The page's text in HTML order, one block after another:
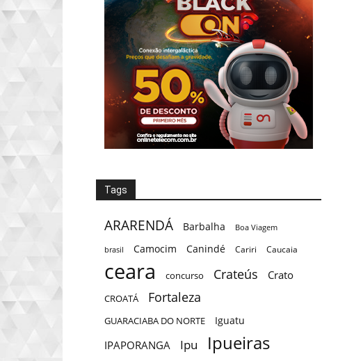
Tags
ARARENDÁ Barbalha Boa Viagem
brasil Camocim Canindé Cariri Caucaia
ceara concurso Crateús Crato
CROATÁ Fortaleza
GUARACIABA DO NORTE Iguatu
IPAPORANGA Ipu Ipueiras